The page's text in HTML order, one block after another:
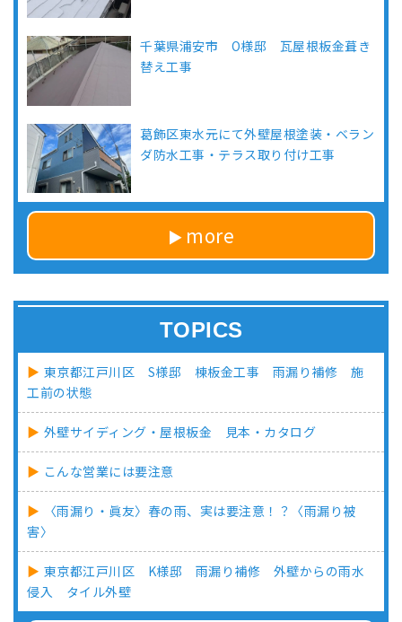
千葉県浦安市 O様邸 瓦屋根板金葺き
替え工事
葛飾区東水元にて外壁屋根塗装・ベラン
ダ防水工事・テラス取り付け工事
more
TOPICS
東京都江戸川区 S様邸 棟板金工事 雨漏り補修 施
工前の状態
外壁サイディング・屋根板金 見本・カタログ
こんな営業には要注意
〈雨漏り・眞友〉春の雨、実は要注意！？〈雨漏り被
害〉
東京都江戸川区 K様邸 雨漏り補修 外壁からの雨水
侵入 タイル外壁